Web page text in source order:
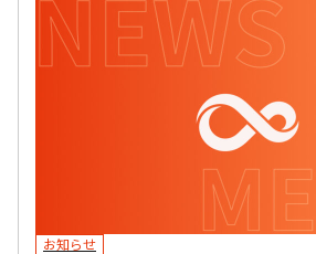
お知らせ